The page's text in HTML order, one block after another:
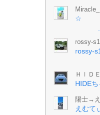
rossy-
rossy-
ＨＩＤ
HIDE
陽士→
えむて